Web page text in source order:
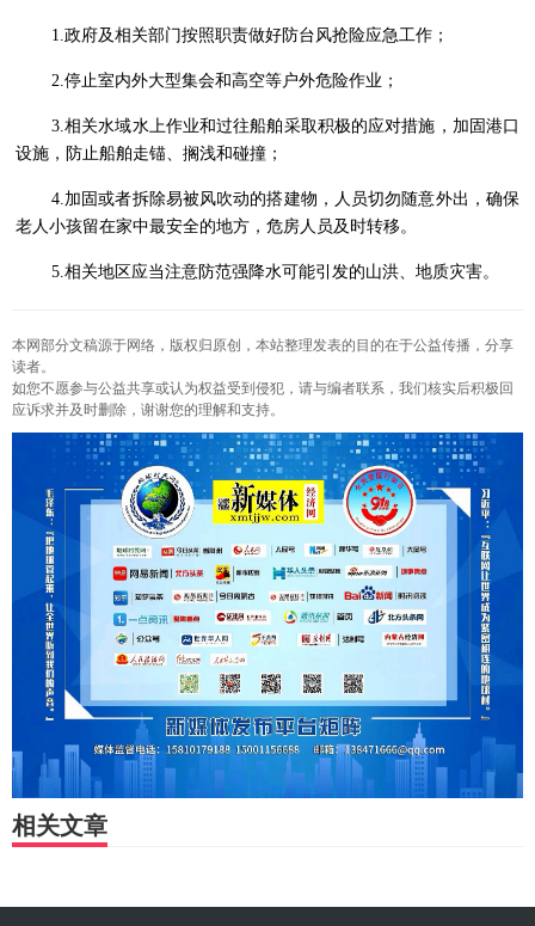
1.政府及相关部门按照职责做好防台风抢险应急工作；
2.停止室内外大型集会和高空等户外危险作业；
3.相关水域水上作业和过往船舶采取积极的应对措施，加固港口
设施，防止船舶走锚、搁浅和碰撞；
4.加固或者拆除易被风吹动的搭建物，人员切勿随意外出，确保
老人小孩留在家中最安全的地方，危房人员及时转移。
5.相关地区应当注意防范强降水可能引发的山洪、地质灾害。
本网部分文稿源于网络，版权归原创，本站整理发表的目的在于公益传播，分享
读者。
如您不愿参与公益共享或认为权益受到侵犯，请与编者联系，我们核实后积极回
应诉求并及时删除，谢谢您的理解和支持。
相关文章